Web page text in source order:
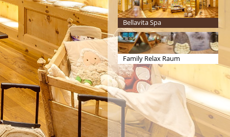
Bellavita Spa
Family Relax Raum